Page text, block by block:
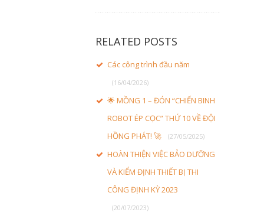
RELATED POSTS
Các công trình đầu năm
(16/04/2026)
🌟 MỒNG 1 – ĐÓN “CHIẾN BINH
ROBOT ÉP CỌC” THỨ 10 VỀ ĐỘI
HỒNG PHÁT! 🚀
(27/05/2025)
HOÀN THIỆN VIỆC BẢO DƯỠNG
VÀ KIỂM ĐỊNH THIẾT BỊ THI
CÔNG ĐỊNH KỲ 2023
(20/07/2023)